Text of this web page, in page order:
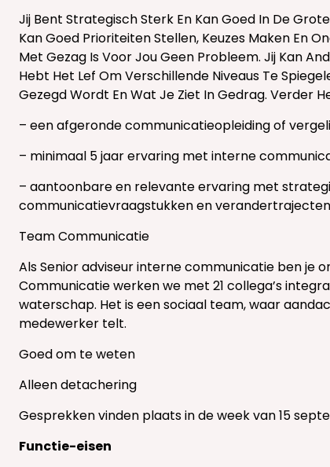
Jij Bent Strategisch Sterk En Kan Goed In De
Kan Goed Prioriteiten Stellen, Keuzes Maken En
Met Gezag Is Voor Jou Geen Probleem. Jij Kan
Hebt Het Lef Om Verschillende Niveaus Te
Gezegd Wordt En Wat Je Ziet In Gedrag. Verder
– een afgeronde communicatieopleiding of
– minimaal 5 jaar ervaring met interne
– aantoonbare en relevante ervaring met
communicatievraagstukken en
Team Communicatie
Als Senior adviseur interne communicatie ben je
Communicatie werken we met 21 collega’s
waterschap. Het is een sociaal team, waar
medewerker telt.
Goed om te weten
Alleen detachering
Gesprekken vinden plaats in de week van 15
Functie-eisen